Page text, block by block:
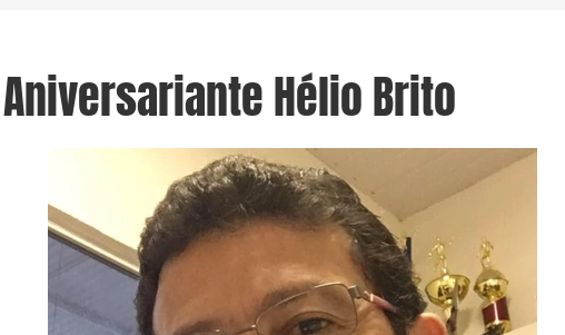
Aniversariante Hélio Brito